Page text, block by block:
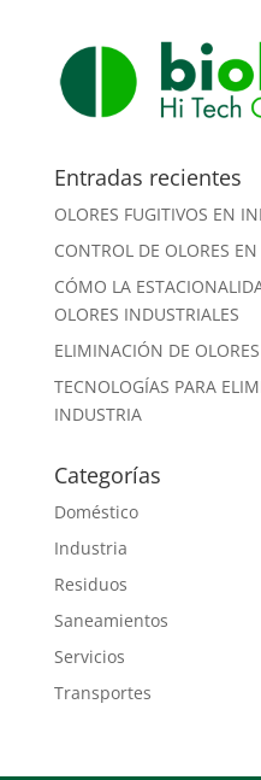
Entradas recientes
OLORES FUGITIVOS EN
CONTROL DE OLORES
CÓMO LA
OLORES INDUSTRIALES
ELIMINACIÓN DE
TECNOLOGÍAS PARA
INDUSTRIA
Categorías
Doméstico
Industria
Residuos
Saneamientos
Servicios
Transportes